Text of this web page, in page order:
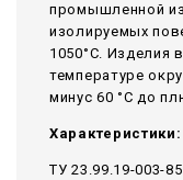
промышленной
изолируемых
1050°С. Изделия
температуре
минус 60 °С до
Характеристики:
ТУ 23.99.19-003-